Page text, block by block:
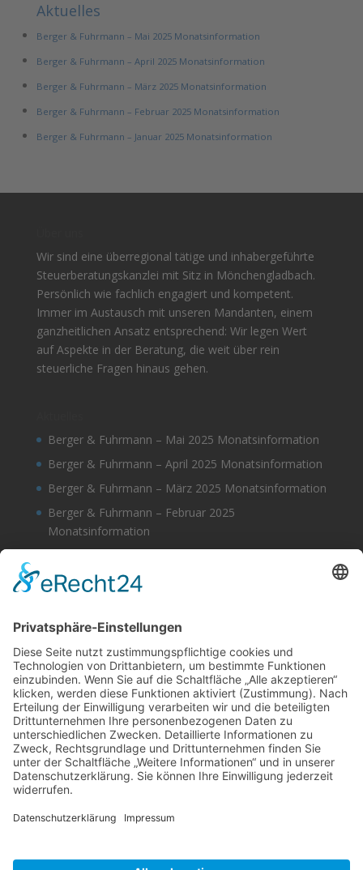
Aktuelles
Berger & Fuhrmann – Mai 2025 Monatsinformation
Berger & Fuhrmann – April 2025 Monatsinformation
Berger & Fuhrmann – März 2025 Monatsinformation
Berger & Fuhrmann – Februar 2025 Monatsinformation
Berger & Fuhrmann – Januar 2025 Monatsinformation
Wir sind eine überregional tätige und inhabergeführte
Steuerberatungskanzlei mit Sitz in Mönchengladbach.
Persönlich wie fachlich engagiert und kompetent.
Immer im Austausch mit unseren Mandanten, einem
ganzheitlichen Ansatz entsprechend: Wir legen Wert
auf Aspekte in der Beratung, die weit über rein
steuerliche Fragen hinaus gehen.
Berger & Fuhrmann – Mai 2025 Monatsinformation
Berger & Fuhrmann – April 2025 Monatsinformation
Berger & Fuhrmann – März 2025 Monatsinformation
Berger & Fuhrmann – Februar 2025
Monatsinformation
Monatsinformation
Suche
Datenschutz
Cookie-Einstellungen
Sonstige
Kontakt
Facebook
Anfahrt & Lageplan